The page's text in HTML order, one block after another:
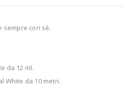
sempre con sé.
da 12 ml.
White da 10 metri.